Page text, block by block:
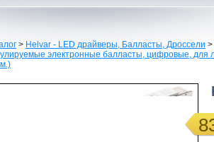
> Helvar - LED драйверы, Балласты, Дроссели >
электронные балласты, цифровые, для